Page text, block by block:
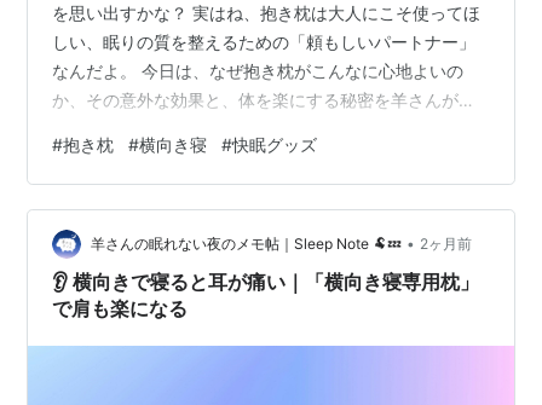
を思い出すかな？ 実はね、抱き枕は大人にこそ使ってほ
しい、眠りの質を整えるための「頼もしいパートナー」
なんだよ。 今日は、なぜ抱き枕がこんなに心地よいの
か、その意外な効果と、体を楽にする秘密を羊さんがノ
さ」を解消する役割🌙 背骨の配列と「安心のスイッチ」
🔍 理想の寝姿勢は「背骨の配列」で決まる 心を落ち着か
せる「幸せホルモン」の力 自分にぴったりの「相棒」を
選ぶヒント🌱 ① 「シムス位」で腰への負担をゼロへ ②
形状と素材の選び方 📝今夜のチェックリスト🐏 🎧今夜の
Slee…
#抱き枕 #横向き寝 #快眠グッズ
羊さんの眠れない夜のメモ帖｜Sleep Note 🐏💤 • 2ヶ月前
👂 横向きで寝ると耳が痛い｜「横向き寝専用枕」
で肩も楽になる